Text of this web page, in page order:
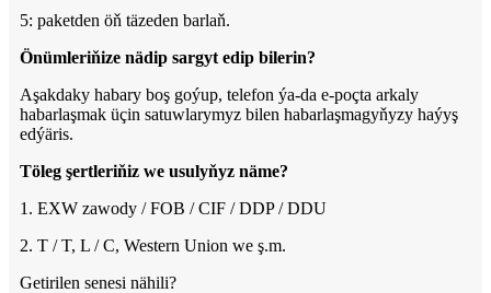
5: paketden öň täzeden barlaň.
Önümleriňize nädip sargyt edip bilerin?
Aşakdaky habary boş goýup, telefon ýa-da e-poçta arkaly
habarlaşmak üçin satuwlarymyz bilen habarlaşmagyňyzy haýyş
edýäris.
Töleg şertleriňiz we usulyňyz näme?
1. EXW zawody / FOB / CIF / DDP / DDU
2. T / T, L / C, Western Union we ş.m.
Getirilen senesi nähili?